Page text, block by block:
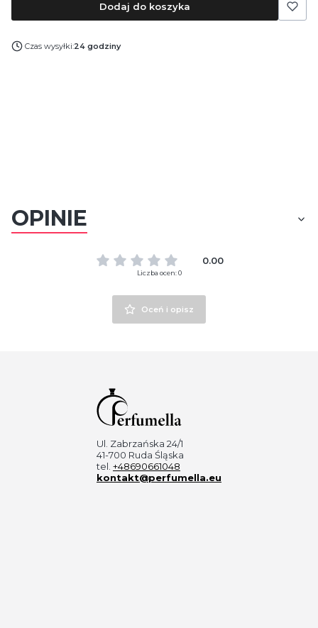
Dodaj do koszyka
Czas wysyłki:24 godziny
OPINIE
0.00
Liczba ocen: 0
Oceń i opisz
Ul. Zabrzańska 24/1
41-700 Ruda Śląska
tel. +48690661048
kontakt@perfumella.eu